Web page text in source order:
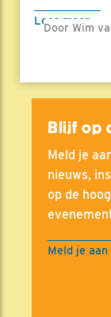
Lees meer
Door Wim
Blijf op
Meld je
nieuws,
op de
Meld je aan